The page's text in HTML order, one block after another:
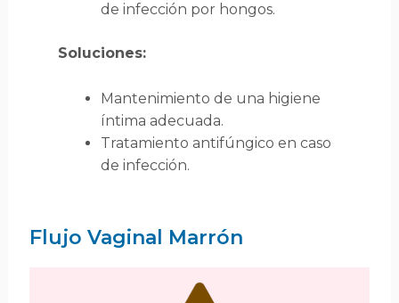
de infección por hongos.
Soluciones:
Mantenimiento de una higiene
íntima adecuada.
Tratamiento antifúngico en caso
de infección.
Flujo Vaginal Marrón